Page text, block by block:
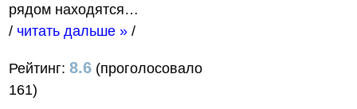
рядом находятся…
/ читать дальше » /
Рейтинг: 8.6 (проголосовало
161)